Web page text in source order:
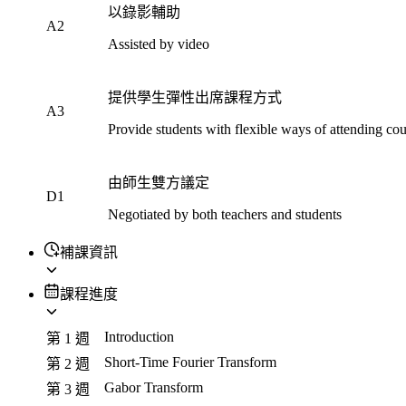
A2
以錄影輔助
Assisted by video
A3
提供學生彈性出席課程方式
Provide students with flexible ways of attending
D1
由師生雙方議定
Negotiated by both teachers and students
補課資訊
課程進度
第 1 週
Introduction
第 2 週
Short-Time Fourier Transform
第 3 週
Gabor Transform